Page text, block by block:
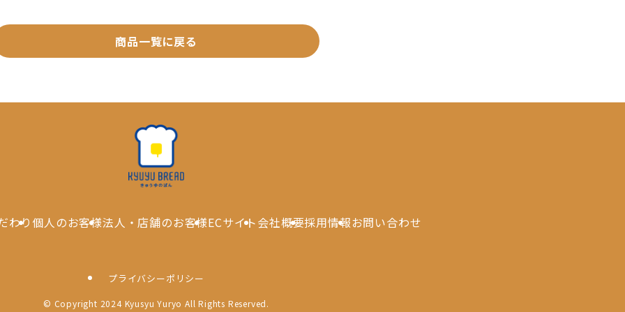
商品一覧に戻る
わり 個人のお客様法人・店舗のお客様ECサイト会社概要採用情報お問い合わせ
プライバシーポリシー
© Copyright 2024 Kyusyu Yuryo All Rights Reserved.